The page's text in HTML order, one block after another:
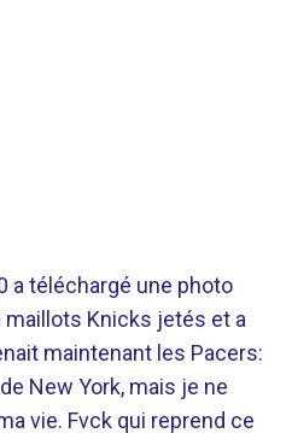
a téléchargé une photo
Knicks jetés et a
maintenant les Pacers:
New York, mais je ne
vie. Fvck qui reprend ce